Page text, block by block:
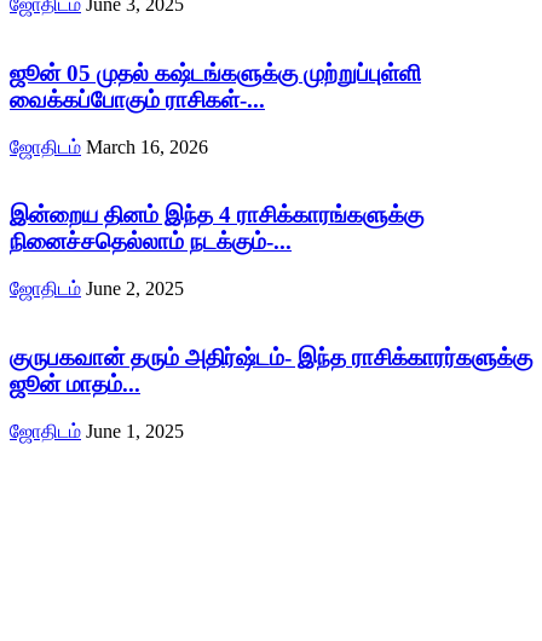
ஜோதிடம் June 3, 2025
ஜூன் 05 முதல் கஷ்டங்களுக்கு முற்றுப்புள்ளி
வைக்கப்போகும் ராசிகள்-...
ஜோதிடம் March 16, 2026
இன்றைய தினம் இந்த 4 ராசிக்காரங்களுக்கு
நினைச்சதெல்லாம் நடக்கும்-...
ஜோதிடம் June 2, 2025
குருபகவான் தரும் அதிர்ஷ்டம்- இந்த ராசிக்காரர்களுக்கு
ஜூன் மாதம்...
ஜோதிடம் June 1, 2025